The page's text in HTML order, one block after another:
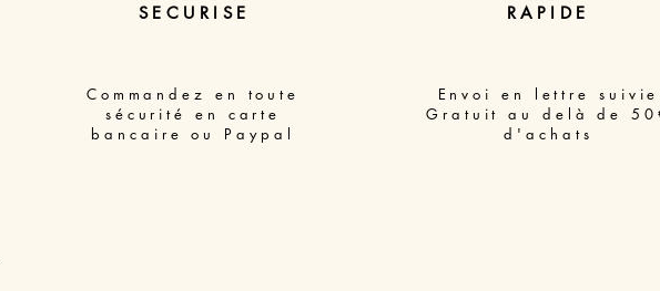
SECURISE
Commandez en toute
sécurité en carte
bancaire ou Paypal
RAPIDE
Envoi en lettre suivie
Gratuit au delà de
d'achats